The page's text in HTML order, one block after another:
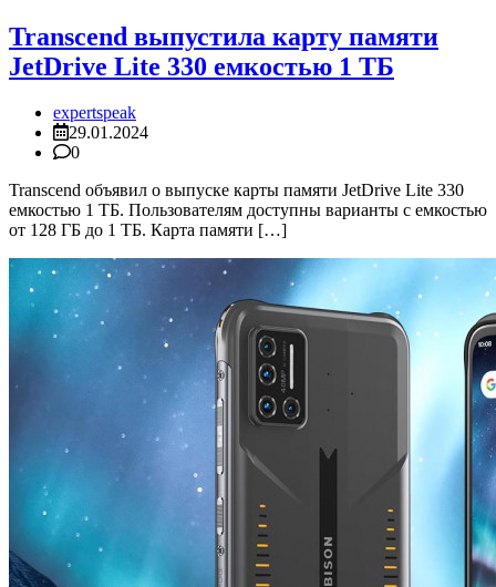
Transcend выпустила карту памяти
JetDrive Lite 330 емкостью 1 ТБ
expertspeak
29.01.2024
0
Transcend объявил о выпуске карты памяти JetDrive Lite 330
емкостью 1 ТБ. Пользователям доступны варианты с емкостью
от 128 ГБ до 1 ТБ. Карта памяти […]